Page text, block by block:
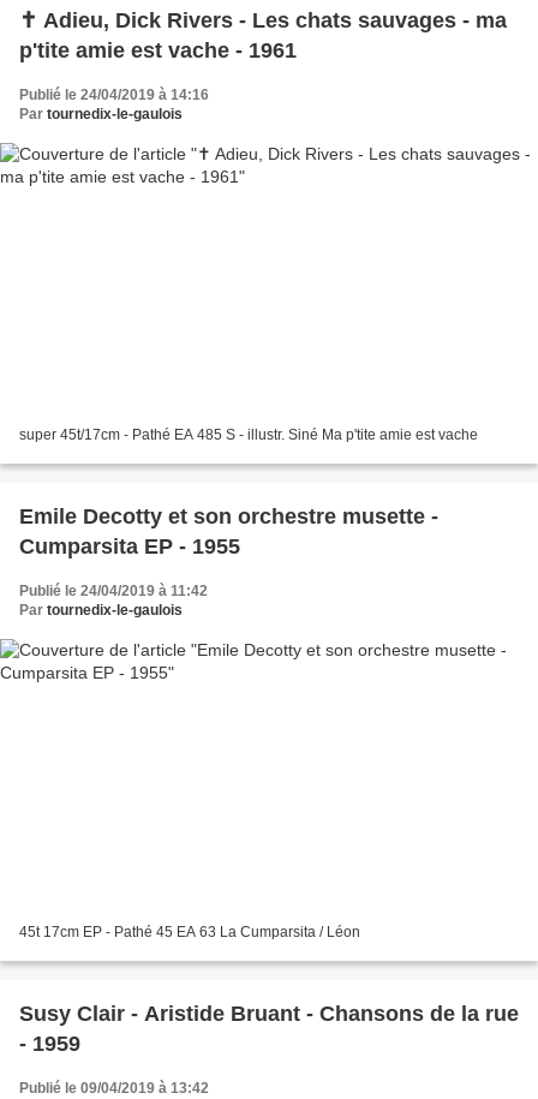
✝ Adieu, Dick Rivers - Les chats sauvages - ma
p'tite amie est vache - 1961
Publié le 24/04/2019 à 14:16
Par tournedix-le-gaulois
super 45t/17cm - Pathé EA 485 S - illustr. Siné Ma p'tite amie est vache
Emile Decotty et son orchestre musette -
Cumparsita EP - 1955
Publié le 24/04/2019 à 11:42
Par tournedix-le-gaulois
45t 17cm EP - Pathé 45 EA 63 La Cumparsita / Léon
Susy Clair - Aristide Bruant - Chansons de la rue
- 1959
Publié le 09/04/2019 à 13:42